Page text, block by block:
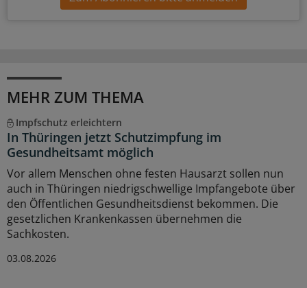
MEHR ZUM THEMA
Impfschutz erleichtern
In Thüringen jetzt Schutzimpfung im
Gesundheitsamt möglich
Vor allem Menschen ohne festen Hausarzt sollen nun
auch in Thüringen niedrigschwellige Impfangebote über
den Öffentlichen Gesundheitsdienst bekommen. Die
gesetzlichen Krankenkassen übernehmen die
Sachkosten.
03.08.2026